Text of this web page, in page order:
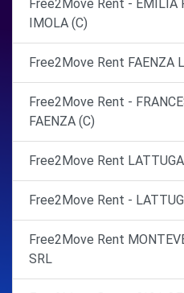
Free2Move Rent - EMILIA
IMOLA (C)
Free2Move Rent FAENZA
Free2Move Rent -
FAENZA (C)
Free2Move Rent
Free2Move Rent -
Free2Move Rent
SRL